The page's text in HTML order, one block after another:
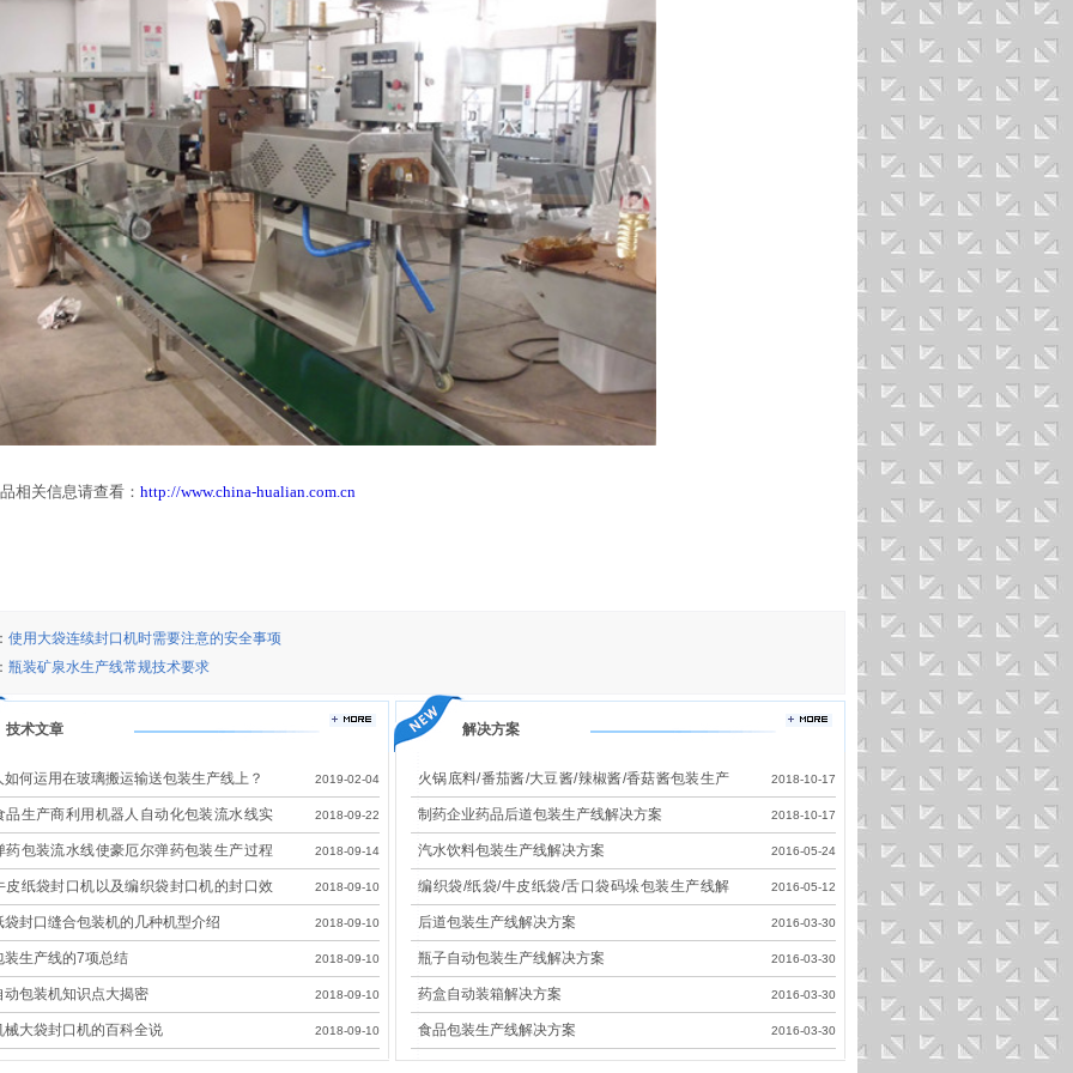
相关信息请查看： http://www.china-hualian.com.cn
使用大袋连续封口机时需要注意的安全事项
瓶装矿泉水生产线常规技术要求
技术文章
如何运用在玻璃搬运输送包装生产线上？ 2019-02-04
品生产商利用机器人自动化包装流水线实
改造
2018-09-22
药包装流水线使豪厄尔弹药包装生产过程 2018-09-14
皮纸袋封口机以及编织袋封口机的封口效
示
2018-09-10
袋封口缝合包装机的几种机型介绍 2018-09-10
装生产线的7项总结 2018-09-10
动包装机知识点大揭密 2018-09-10
械大袋封口机的百科全说 2018-09-10
解决方案
火锅底料/番茄酱/大豆酱/辣椒酱/香菇酱包装生产
线解决方案
2018-10-17
制药企业药品后道包装生产线解决方案 2018-10-17
汽水饮料包装生产线解决方案 2016-05-24
编织袋/纸袋/牛皮纸袋/舌口袋码垛包装生产线解
决方案
2016-05-12
后道包装生产线解决方案 2016-03-30
瓶子自动包装生产线解决方案 2016-03-30
药盒自动装箱解决方案 2016-03-30
食品包装生产线解决方案 2016-03-30